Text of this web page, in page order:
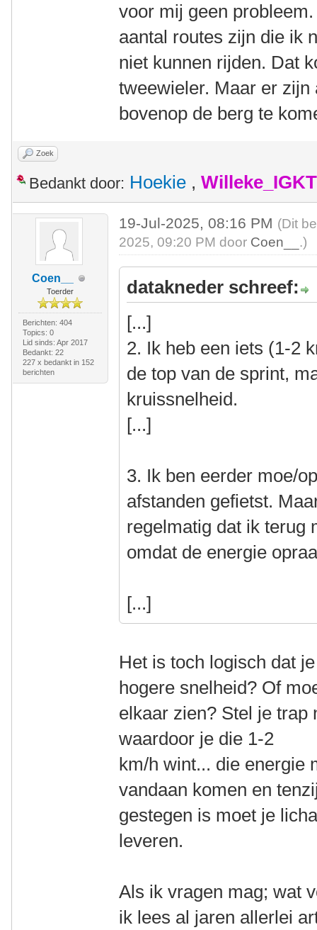
voor mij geen
aantal routes zijn die ik
niet kunnen rijden. Dat
tweewieler. Maar er
bovenop de berg te
Zoek
Bedankt door: Hoekie , Willeke_IGKT
Coen__
Toerder
Berichten: 404
Topics: 0
Lid sinds: Apr 2017
Bedankt: 22
227 x bedankt in 152
berichten
19-Jul-2025, 08:16 PM (Dit
2025, 09:20 PM door Coen__ .)
datakneder schreef:
[...]
2. Ik heb een iets (1-2
de top van de sprint,
kruissnelheid.
[...]
3. Ik ben eerder moe/
afstanden gefietst.
regelmatig dat ik terug
omdat de energie
[...]
Het is toch logisch dat
hogere snelheid? Of
elkaar zien? Stel je trap
waardoor je die 1-2
km/h wint... die energie
vandaan komen en
gestegen is moet je
leveren.
Als ik vragen mag; wat
ik lees al jaren allerlei